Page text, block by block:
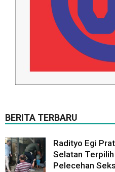
BERITA TERBARU
Radityo Egi
Selatan
Pelecehan